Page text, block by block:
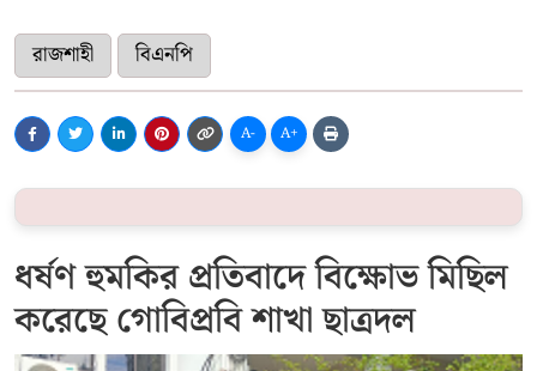
রাজশাহী বিএনপি
A- A+
ধর্ষণ হুমকির প্রতিবাদে বিক্ষোভ মিছিল
করেছে গোবিপ্রবি শাখা ছাত্রদল